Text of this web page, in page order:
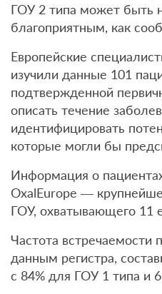
ГОУ 2 типа может быть
благоприятным, как
Европейские
изучили данные 101
подтвержденной
описать течение
идентифицировать
которые могли бы
Информация о
OxalEurope —
ГОУ, охватывающего 11
Частота встречаемости
данным регистра,
с 84% для ГОУ 1 типа и